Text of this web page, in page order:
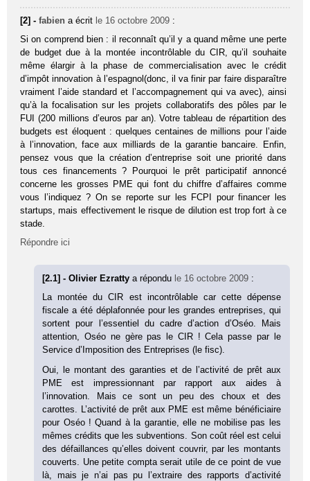
[2] -fabien a écrit le 16 octobre 2009 :
Si on comprend bien : il reconnaît qu’il y a quand même une perte
de budget due à la montée incontrôlable du CIR, qu’il souhaite
même élargir à la phase de commercialisation avec le crédit
d’impôt innovation à l’espagnol(donc, il va finir par faire disparaître
vraiment l’aide standard et l’accompagnement qui va avec), ainsi
qu’à la focalisation sur les projets collaboratifs des pôles par le
FUI (200 millions d’euros par an). Votre tableau de répartition des
budgets est éloquent : quelques centaines de millions pour l’aide
à l’innovation, face aux milliards de la garantie bancaire. Enfin,
pensez vous que la création d’entreprise soit une priorité dans
tous ces financements ? Pourquoi le prêt participatif annoncé
concerne les grosses PME qui font du chiffre d’affaires comme
vous l’indiquez ? On se reporte sur les FCPI pour financer les
startups, mais effectivement le risque de dilution est trop fort à ce
stade.
Répondre ici
[2.1] - Olivier Ezrattya répondu le 16 octobre 2009 :
La montée du CIR est incontrôlable car cette dépense
fiscale a été déplafonnée pour les grandes entreprises, qui
sortent pour l’essentiel du cadre d’action d’Oséo. Mais
attention, Oséo ne gère pas le CIR ! Cela passe par le
Service d’Imposition des Entreprises (le fisc).
Oui, le montant des garanties et de l’activité de prêt aux
PME est impressionnant par rapport aux aides à
l’innovation. Mais ce sont un peu des choux et des
carottes. L’activité de prêt aux PME est même bénéficiaire
pour Oséo ! Quand à la garantie, elle ne mobilise pas les
mêmes crédits que les subventions. Son coût réel est celui
des défaillances qu’elles doivent couvrir, par les montants
couverts. Une petite compta serait utile de ce point de vue
là, mais je n’ai pas pu l’extraire des rapports d’activité